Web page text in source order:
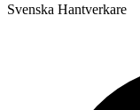
Svenska Hantverkare